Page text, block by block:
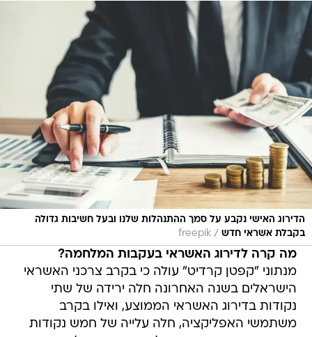
הדירוג האישי נקבע על סמך ההתנהלות שלנו ובעל חשיבות גדולה
בקבלת אשראי חדש /
freepik
מה קרה לדירוג האשראי בעקבות המלחמה?
מנתוני "קפטן קרדיט" עולה כי בקרב צרכני האשראי
הישראלים בשנה האחרונה חלה ירידה של שתי
נקודות בדירוג האשראי הממוצע, ואילו בקרב
משתמשי האפליקציה, חלה עלייה של חמש נקודות